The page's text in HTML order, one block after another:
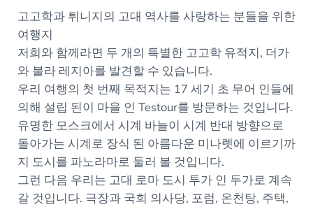
고고학과 튀니지의 고대 역사를 사랑하는 분들을 위한
여행지
저희와 함께라면 두 개의 특별한 고고학 유적지, 더가
와 불라 레지아를 발견할 수 있습니다.
우리 여행의 첫 번째 목적지는 17 세기 초 무어 인들에
의해 설립 된이 마을 인 Testour를 방문하는 것입니다.
유명한 모스크에서 시계 바늘이 시계 반대 방향으로
돌아가는 시계로 장식 된 아름다운 미나렛에 이르기까
지 도시를 파노라마로 둘러 볼 것입니다.
그런 다음 우리는 고대 로마 도시 투가 인 두가로 계속
갈 것입니다. 극장과 국회 의사당, 포럼, 온천탕, 주택,